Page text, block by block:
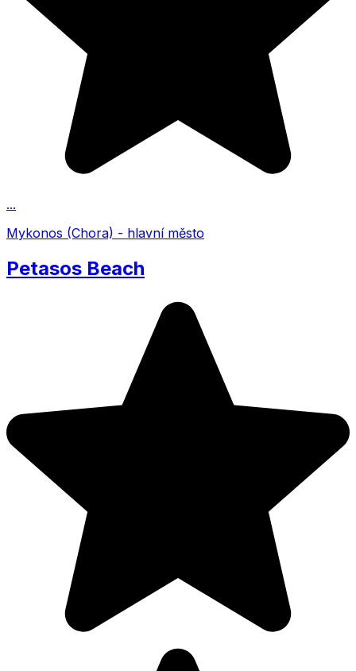
...
Mykonos (Chora) - hlavní město
Petasos Beach